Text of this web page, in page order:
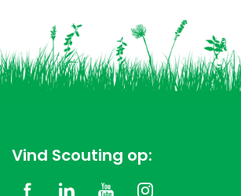
Vind Scouting op: